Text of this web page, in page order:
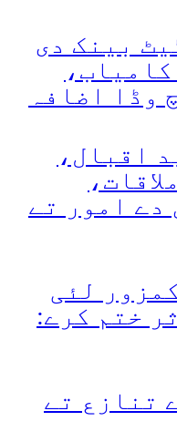
بینک دی
کامیاب،
وڈا اضافہ
اقبال،
دے امور تے
لئی
ختم کرے:
تنازع تے